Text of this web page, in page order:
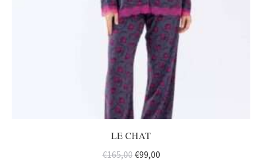
LE CHAT
€165,00Oorspronkelijke
€99,00Huidige